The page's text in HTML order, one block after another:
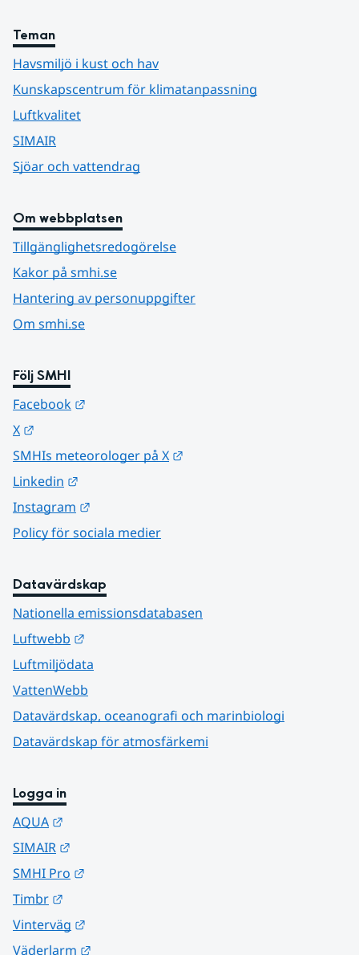
Teman
Havsmiljö i kust och hav
Kunskapscentrum för klimatanpassning
Luftkvalitet
SIMAIR
Sjöar och vattendrag
Om webbplatsen
Tillgänglighetsredogörelse
Kakor på smhi.se
Hantering av personuppgifter
Om smhi.se
Följ SMHI
Facebook
X
SMHIs meteorologer på X
Linkedin
Instagram
Policy för sociala medier
Datavärdskap
Nationella emissionsdatabasen
Luftwebb
Luftmiljödata
VattenWebb
Datavärdskap, oceanografi och marinbiologi
Datavärdskap för atmosfärkemi
Logga in
AQUA
SIMAIR
SMHI Pro
Timbr
Vinterväg
Väderlarm